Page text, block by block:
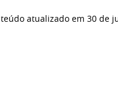
atualizado em 30 de